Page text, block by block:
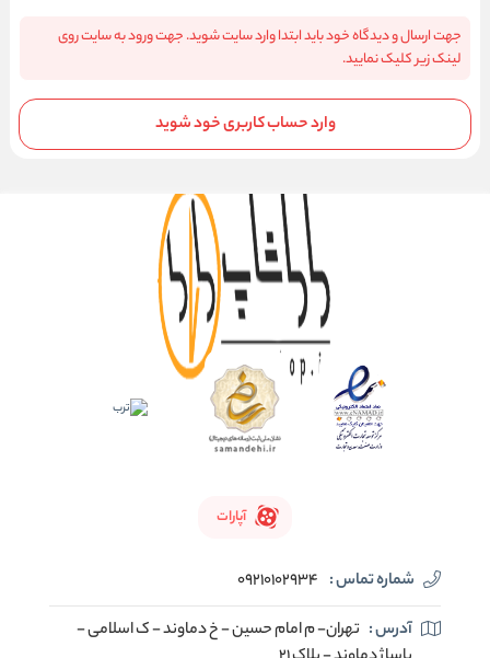
جهت ارسال و دیدگاه خود باید ابتدا وارد سایت شوید. جهت ورود به سایت روی
لینک زیر کلیک نمایید.
وارد حساب کاربری خود شوید
آپارات
شماره تماس : 09210102934
آدرس : تهران- م امام حسین - خ دماوند - ک اسلامی -